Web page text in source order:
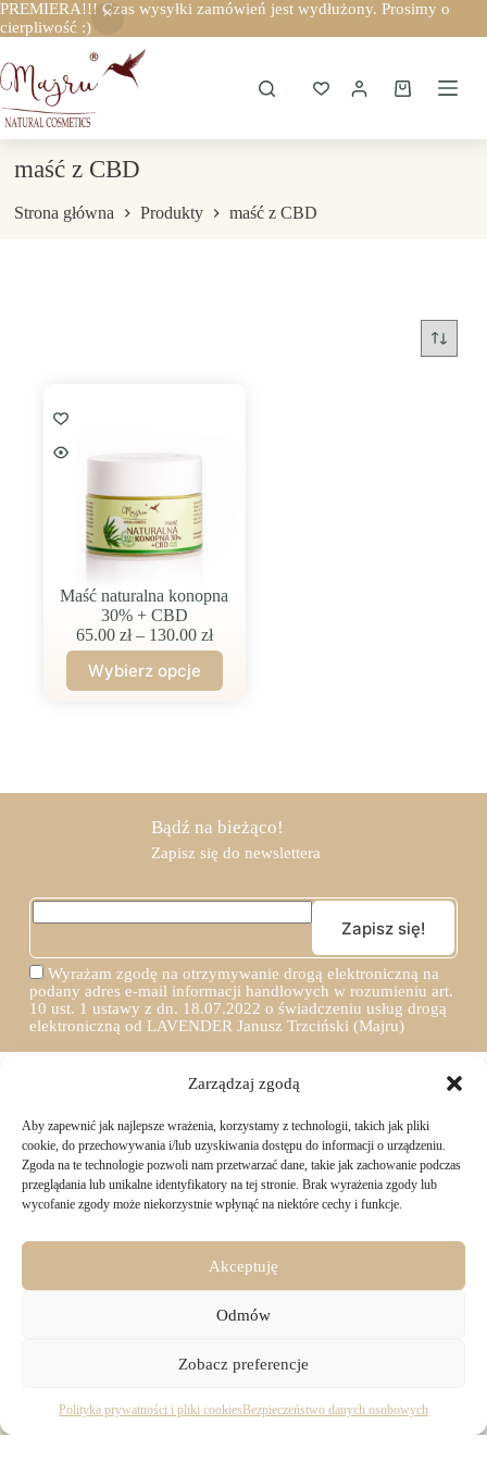
Zarządzaj zgodą
Aby zapewnić jak najlepsze wrażenia, korzystamy z technologii, takich jak pliki
cookie, do przechowywania i/lub uzyskiwania dostępu do informacji o urządzeniu.
Zgoda na te technologie pozwoli nam przetwarzać dane, takie jak zachowanie podczas
przeglądania lub unikalne identyfikatory na tej stronie. Brak wyrażenia zgody lub
wycofanie zgody może niekorzystnie wpłynąć na niektóre cechy i funkcje.
Akceptuję
Odmów
Zobacz preferencje
Polityka prywatności i pliki cookiesBezpieczeństwo danych osobowych
PREMIERA!!! Czas wysyłki zamówień jest wydłużony. Prosimy o
cierpliwość :)
do
treści
Koszyk
maść z CBD
Strona główna Produkty maść z CBD
Maść naturalna konopna
30% + CBD
65.00 zł – 130.00 złZakres
cen:
65.00 zł
Wybierz opcje
Ten
można
na
stronie
Bądź na bieżąco!
Zapisz się do newslettera
Wyrażam zgodę na otrzymywanie drogą elektroniczną na
podany adres e-mail informacji handlowych w rozumieniu art.
10 ust. 1 ustawy z dn. 18.07.2022 o świadczeniu usług drogą
elektroniczną od LAVENDER Janusz Trzciński (Majru)
TWOJE ZAKUPY
Logowanie i rejestracja
Jak złożyć zamówienie
Formy płatności
14 dni na zwrot zakupów
INFORMACJE PRAWNE
Regulamin sklepu
Materiały do pobrania
KONTAKT
biuro@majru.com
Pracujemy od 9:00 do 16:00 w dni robocze.
Copyright © 2026 - Majru